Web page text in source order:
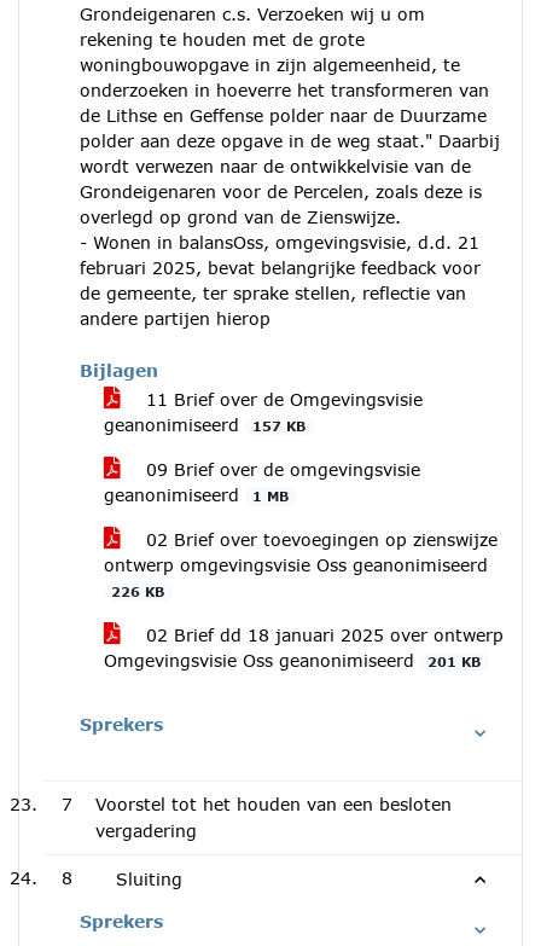
Grondeigenaren c.s. Verzoeken wij u om
rekening te houden met de grote
woningbouwopgave in zijn algemeenheid, te
onderzoeken in hoeverre het transformeren van
de Lithse en Geffense polder naar de Duurzame
polder aan deze opgave in de weg staat." Daarbij
wordt verwezen naar de ontwikkelvisie van de
Grondeigenaren voor de Percelen, zoals deze is
overlegd op grond van de Zienswijze.
- Wonen in balansOss, omgevingsvisie, d.d. 21
februari 2025, bevat belangrijke feedback voor
de gemeente, ter sprake stellen, reflectie van
andere partijen hierop
Bijlagen
11 Brief over de Omgevingsvisie
geanonimiseerd
157 KB
09 Brief over de omgevingsvisie
geanonimiseerd
1 MB
02 Brief over toevoegingen op zienswijze
ontwerp omgevingsvisie Oss geanonimiseerd
226 KB
02 Brief dd 18 januari 2025 over ontwerp
Omgevingsvisie Oss geanonimiseerd
201 KB
Sprekers
7
Voorstel tot het houden van een besloten
vergadering
8 Sluiting
Sprekers